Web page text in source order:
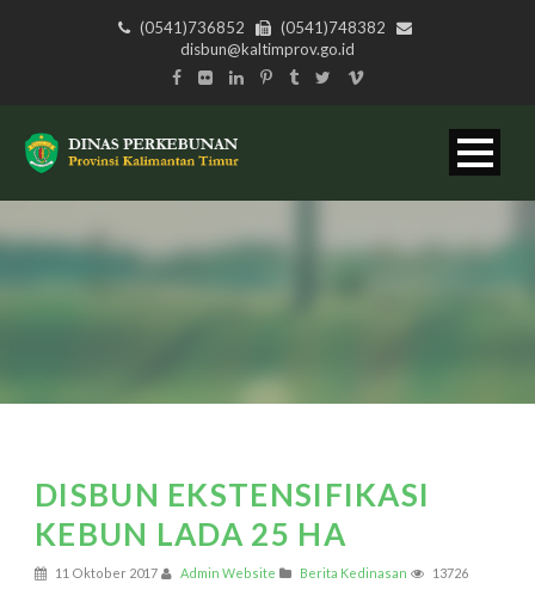
(0541)736852
(0541)748382
disbun@kaltimprov.go.id
DISBUN EKSTENSIFIKASI
KEBUN LADA 25 HA
11 Oktober 2017 Admin Website Berita Kedinasan 13726